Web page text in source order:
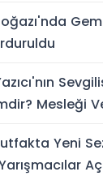
Mesleği
Yeni